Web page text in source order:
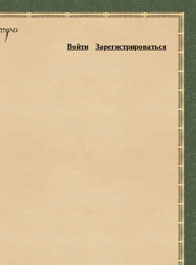
Войти Зарегистрироваться